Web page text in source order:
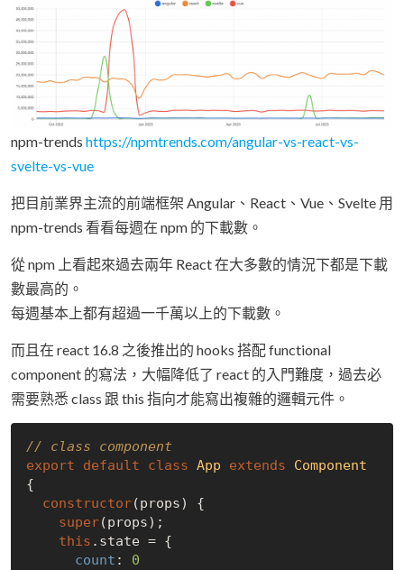
npm-trends https://npmtrends.com/angular-vs-react-vs-
svelte-vs-vue
把目前業界主流的前端框架 Angular、React、Vue、Svelte 用
npm-trends 看看每週在 npm 的下載數。
從 npm 上看起來過去兩年 React 在大多數的情況下都是下載
數最高的。
每週基本上都有超過一千萬以上的下載數。
而且在 react 16.8 之後推出的 hooks 搭配 functional
component 的寫法，大幅降低了 react 的入門難度，過去必
需要熟悉 class 跟 this 指向才能寫出複雜的邏輯元件。
// class component
export
default class App extends
Component
{
constructor(props) {
super(props);
this .state = {
count : 0